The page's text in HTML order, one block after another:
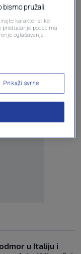
u Italiju i
bismo pružali:
karakteristike
podacima
oglašavanja i
Prikaži svrhe